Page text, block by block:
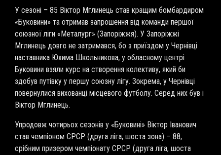
У сезоні – 85 Віктор Мглинець став кращим бомбардиром
«Буковини» та отримав запрошення від команди першої
союзної ліги «Металург» (Запоріжжя). У Запоріжжі
Мглинець довго не затримався, бо з приїздом у Чернівці
наставника Юхима Школьникова, у обласному центрі
Буковини взяли курс на створення колективу, який би
здобув путівку у першу союзну лігу. Зокрема, у Чернівці
повернулися вихованці місцевого футболу. Серед них був і
Віктор Мглинець.
Упродовж чотирьох сезонів у «Буковині» Віктор Іванович
став чемпіоном СРСР (друга ліга, шоста зона) – 88,
срібним призером чемпіонату СРСР (друга ліга, шоста